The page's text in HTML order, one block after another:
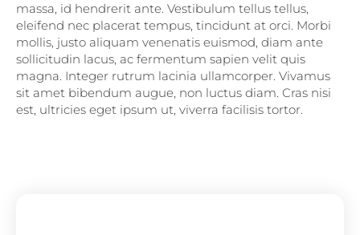
massa, id hendrerit ante. Vestibulum tellus tellus,
eleifend nec placerat tempus, tincidunt at orci. Morbi
mollis, justo aliquam venenatis euismod, diam ante
sollicitudin lacus, ac fermentum sapien velit quis
magna. Integer rutrum lacinia ullamcorper. Vivamus
sit amet bibendum augue, non luctus diam. Cras nisi
est, ultricies eget ipsum ut, viverra facilisis tortor.